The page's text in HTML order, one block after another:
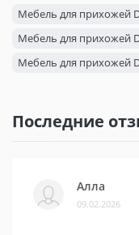
Мебель для прихожей
Мебель для прихожей
Мебель для прихожей
Мебель для прихожей
Мебель для прихожей
Мебель для прихожей
Последние
Алла
09.02.2026